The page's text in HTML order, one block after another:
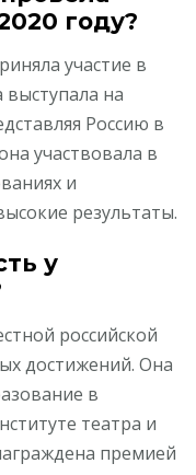
году?
участие в
на
Россию в
участвовала в
и
результаты.
у
российской
достижений. Она
в
театра и
премией